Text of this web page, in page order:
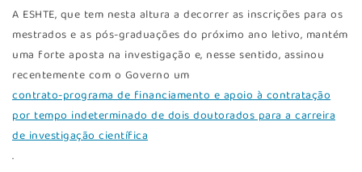
A ESHTE, que tem nesta altura a decorrer as inscrições para os
mestrados e as pós-graduações do próximo ano letivo, mantém
uma forte aposta na investigação e, nesse sentido, assinou
recentemente com o Governo um
contrato-programa de financiamento e apoio à contratação
por tempo indeterminado de dois doutorados para a carreira
de investigação científica
.